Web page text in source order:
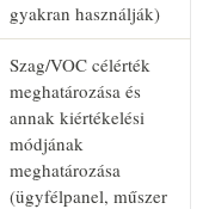
gyakran használják)
Szag/VOC célérték
meghatározása és
annak kiértékelési
módjának
meghatározása
(ügyfélpanel, műszer